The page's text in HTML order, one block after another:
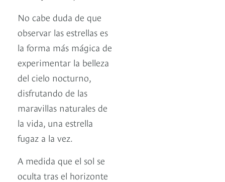
No cabe duda de que
observar las estrellas es
la forma más mágica de
experimentar la belleza
del cielo nocturno,
disfrutando de las
maravillas naturales de
la vida, una estrella
fugaz a la vez.
A medida que el sol se
oculta tras el horizonte